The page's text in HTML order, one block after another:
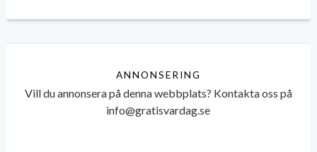
ANNONSERING
Vill du annonsera på denna webbplats? Kontakta oss på
info@gratisvardag.se